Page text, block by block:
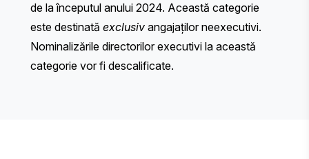
de la începutul anului 2024. Această categorie
este destinată exclusiv angajaților neexecutivi.
Nominalizările directorilor executivi la această
categorie vor fi descalificate.